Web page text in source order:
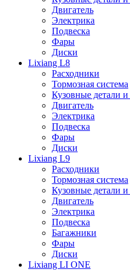
Двигатель
Электрика
Подвеска
Фары
Диски
Lixiang L8
Расходники
Тормозная система
Кузовные детали и
Двигатель
Электрика
Подвеска
Фары
Диски
Lixiang L9
Расходники
Тормозная система
Кузовные детали и
Двигатель
Электрика
Подвеска
Багажники
Фары
Диски
Lixiang LI ONE